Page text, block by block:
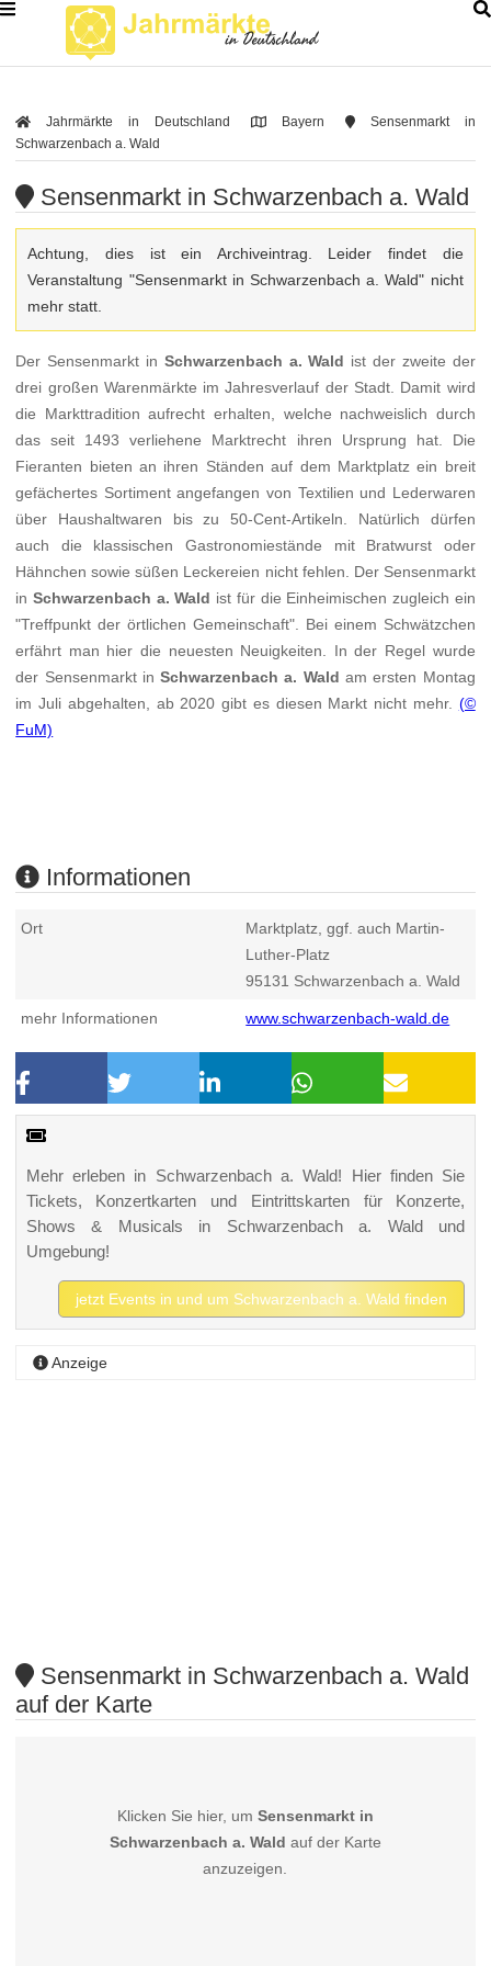
Jahrmärkte in Deutschland Bayern
Sensenmarkt in
Schwarzenbach a. Wald
Sensenmarkt in Schwarzenbach a. Wald
Achtung, dies ist ein Archiveintrag. Leider findet die
Veranstaltung "Sensenmarkt in Schwarzenbach a. Wald" nicht
mehr statt.
Der Sensenmarkt in Schwarzenbach a. Wald ist der zweite der
drei großen Warenmärkte im Jahresverlauf der Stadt. Damit wird
die Markttradition aufrecht erhalten, welche nachweislich durch
das seit 1493 verliehene Marktrecht ihren Ursprung hat. Die
Fieranten bieten an ihren Ständen auf dem Marktplatz ein breit
gefächertes Sortiment angefangen von Textilien und Lederwaren
über Haushaltwaren bis zu 50-Cent-Artikeln. Natürlich dürfen
auch die klassischen Gastronomiestände mit Bratwurst oder
Hähnchen sowie süßen Leckereien nicht fehlen. Der Sensenmarkt
in Schwarzenbach a. Wald ist für die Einheimischen zugleich ein
"Treffpunkt der örtlichen Gemeinschaft". Bei einem Schwätzchen
erfährt man hier die neuesten Neuigkeiten. In der Regel wurde
der Sensenmarkt inSchwarzenbach a. Wald am ersten Montag
im Juli abgehalten, ab 2020 gibt es diesen Markt nicht mehr. (©
FuM)
Informationen
Ort
Marktplatz, ggf. auch Martin-
Luther-Platz
95131 Schwarzenbach a. Wald
mehr Informationen www.schwarzenbach-wald.de
Mehr erleben in Schwarzenbach a. Wald! Hier finden Sie
Tickets, Konzertkarten und Eintrittskarten für Konzerte,
Shows & Musicals in Schwarzenbach a. Wald und
Umgebung!
jetzt Events in und um Schwarzenbach a. Wald finden
Anzeige
Sensenmarkt in Schwarzenbach a. Wald
auf der Karte
Klicken Sie hier, um Sensenmarkt in
Schwarzenbach a. Wald auf der Karte
anzuzeigen.